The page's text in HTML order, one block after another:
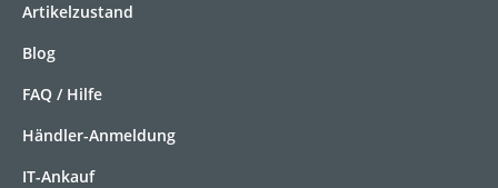
Artikelzustand
Blog
FAQ / Hilfe
Händler-Anmeldung
IT-Ankauf